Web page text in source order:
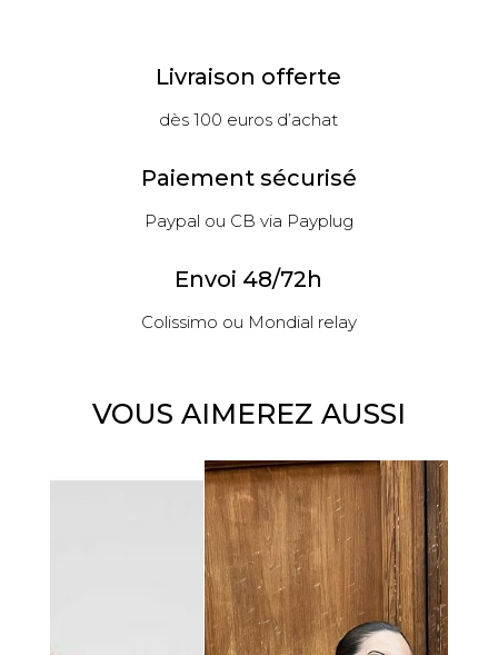
Livraison offerte
dès 100 euros d’achat
Paiement sécurisé
Paypal ou CB via Payplug
Envoi 48/72h
Colissimo ou Mondial relay
VOUS AIMEREZ AUSSI